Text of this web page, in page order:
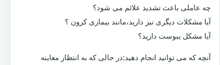
چه عاملی باعث تشدید علائم می شود؟
آیا مشکلات دیگری نیز دارید،مانند بیماری کرون ؟
آیا مشکل یبوست دارید؟
آنچه که می توانید انجام دهید:در حالی که به انتظار معاینه